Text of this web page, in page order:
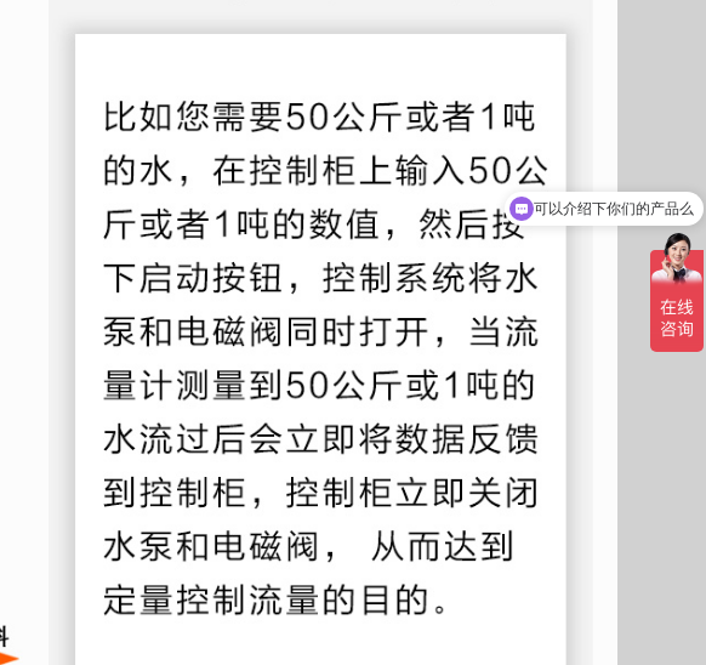
可以介绍下你们的产品么
你们是怎么收费的呢